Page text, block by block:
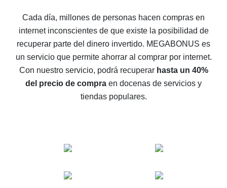
AliExpress
Cómo obtener el reembolso en AliExpress: formas
sencillas de recuperar el dinero
Reembolso del 10% en AliExpress: lo imposible es
posible
El reembolso más rentable en AliExpress: cómo
encontrarlo
Cada día, millones de personas hacen compras en
internet inconscientes de que existe la posibilidad de
recuperar parte del dinero invertido. MEGABONUS es
un servicio que permite ahorrar al comprar por internet.
Con nuestro servicio, podrá recuperar hasta un 40%
del precio de compra en docenas de servicios y
tiendas populares.